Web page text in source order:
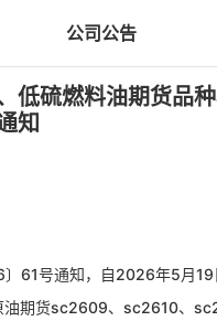
公司公告
低硫燃料油期货品
知
61号通知， 自2026年5月19
油期货sc2609、sc2610、